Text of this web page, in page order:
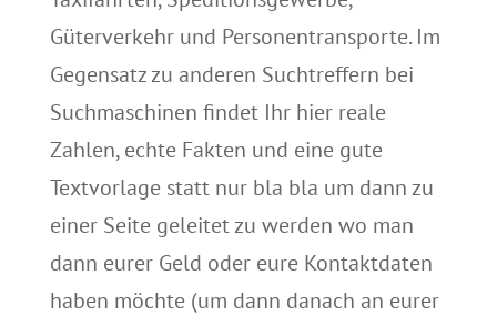
Güterverkehr und Personentransporte. Im
Gegensatz zu anderen Suchtreffern bei
Suchmaschinen findet Ihr hier reale
Zahlen, echte Fakten und eine gute
Textvorlage statt nur bla bla um dann zu
einer Seite geleitet zu werden wo man
dann eurer Geld oder eure Kontaktdaten
haben möchte (um dann danach an eurer